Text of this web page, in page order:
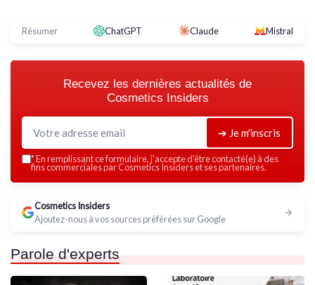
Résumer ChatGPT Claude Mistral
Recevez les dernières actualités de
Cosmetics Insiders
➔ Je m'inscris
*En remplissant ce formulaire, j’accepte d’être contacté(e) à des
fins commerciales par Cosmetics Insiders et ses partenaires.
Cosmetics Insiders
Ajoutez-nous à vos sources préférées sur Google
Parole d'experts